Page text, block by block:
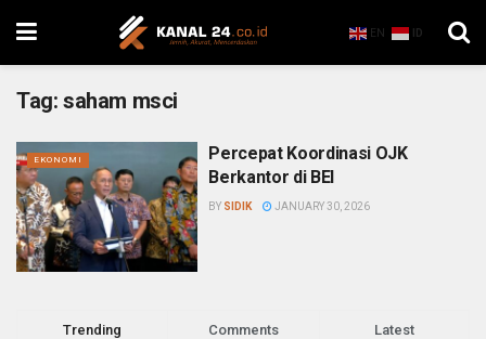
EN ID
Tag: saham msci
EKONOMI
Percepat Koordinasi OJK
Berkantor di BEI
BY SIDIK JANUARY 30, 2026
Trending Comments Latest